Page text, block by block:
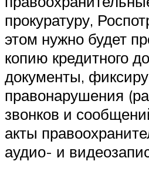
прокуратуру,
этом нужно будет
копию кредитного
документы,
правонарушения
звонков и
акты
аудио- и